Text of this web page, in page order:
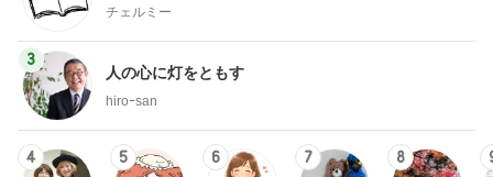
チェルミー
3
人の心に灯をともす
hiroｰsan
4 5 6 7 8